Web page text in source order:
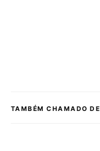
TAMBÉM CHAMADO DE